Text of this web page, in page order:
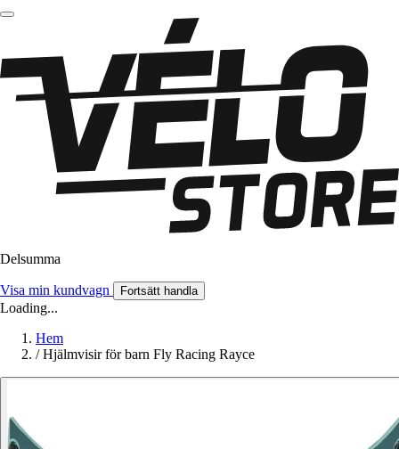
Delsumma
Visa min kundvagn Fortsätt handla
Loading...
Hem
/ Hjälmvisir för barn Fly Racing Rayce